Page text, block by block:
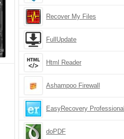
Recover My Files
FullUpdate
Html Reader
Ashampoo Firewall
EasyRecovery Professional
doPDF